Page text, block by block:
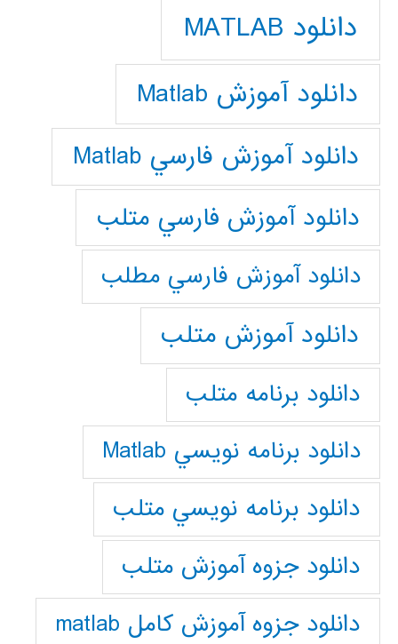
دانلود MATLAB
دانلود آموزش Matlab
دانلود آموزش فارسي Matlab
دانلود آموزش فارسي متلب
دانلود آموزش فارسي مطلب
دانلود آموزش متلب
دانلود برنامه متلب
دانلود برنامه نويسي Matlab
دانلود برنامه نويسي متلب
دانلود جزوه آموزش متلب
دانلود جزوه آموزش کامل matlab